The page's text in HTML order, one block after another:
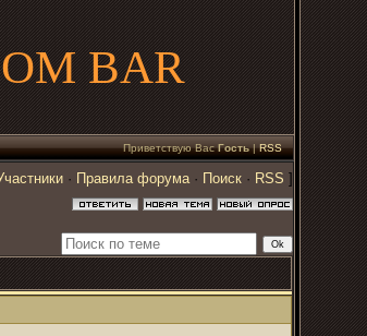
BAR
Приветствую Вас Гость|RSS
· Правила форума· Поиск · RSS ]